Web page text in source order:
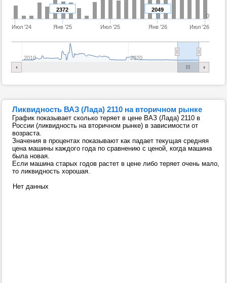
2049
2372
Июл '24 Янв '25 Июл '25 Янв '26 Июл '26
2010 2020
0
Ликвидность ВАЗ (Лада) 2110 на вторичном рынке
График показывает сколько теряет в цене ВАЗ (Лада) 2110 в
России (ликвидность на вторичном рынке) в зависимости от
возраста.
Значения в процентах показывают как падает текущая средняя
цена машины каждого года по сравнению с ценой, когда машина
была новая.
Если машина старых годов растет в цене либо теряет очень мало,
то ликвидность хорошая.
Нет данных